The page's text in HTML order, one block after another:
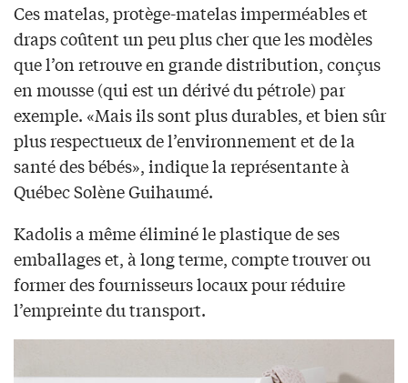
Ces matelas, protège-matelas imperméables et
draps coûtent un peu plus cher que les modèles
que l’on retrouve en grande distribution, conçus
en mousse (qui est un dérivé du pétrole) par
exemple. «Mais ils sont plus durables, et bien sûr
plus respectueux de l’environnement et de la
santé des bébés», indique la représentante à
Québec Solène Guihaumé.
Kadolis a même éliminé le plastique de ses
emballages et, à long terme, compte trouver ou
former des fournisseurs locaux pour réduire
l’empreinte du transport.